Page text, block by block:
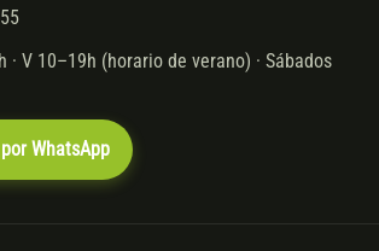
· V 10–19h (horario de verano) · Sábados
WhatsApp